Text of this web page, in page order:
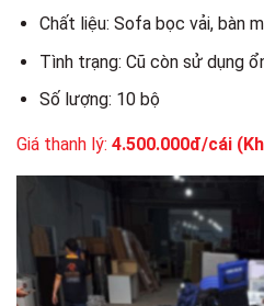
Chất liệu: Sofa bọc vải, bàn
Tình trạng: Cũ còn sử dụng
Số lượng: 10 bộ
Giá thanh lý: 4.500.000đ/cái